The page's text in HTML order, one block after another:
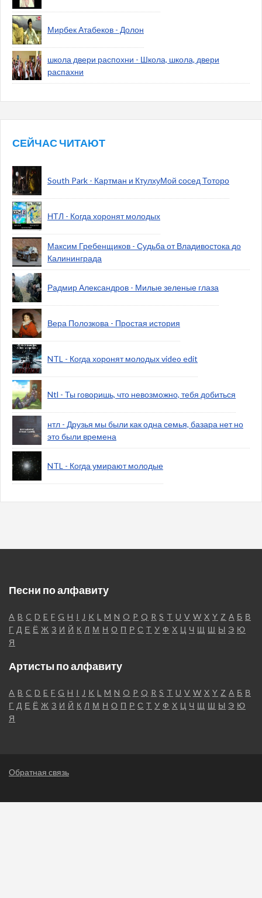
Мирбек Атабеков - Долон
школа двери распохни - Школа, школа, двери
распахни
СЕЙЧАС ЧИТАЮТ
South Park - Картман и КтулхуМой сосед Тоторо
НТЛ - Когда хоронят молодых
Максим Гребенщиков - Судьба от Владивостока до
Калининграда
Радмир Александров - Милые зеленые глаза
Вера Полозкова - Простая история
NTL - Когда хоронят молодых video edit
Ntl - Ты говоришь, что невозможно, тебя добиться
нтл - Друзья мы были как одна семья, базара нет но
это были времена
NTL - Когда умирают молодые
Песни по алфавиту
A B C D E F G H I J K L M N O P Q R S T U V W X Y Z А Б В
Г Д Е Ё Ж З И Й К Л М Н О П Р С Т У Ф Х Ц Ч Щ Ш Ы Э Ю
Я
Артисты по алфавиту
A B C D E F G H I J K L M N O P Q R S T U V W X Y Z А Б В
Г Д Е Ё Ж З И Й К Л М Н О П Р С Т У Ф Х Ц Ч Щ Ш Ы Э Ю
Я
Обратная связь